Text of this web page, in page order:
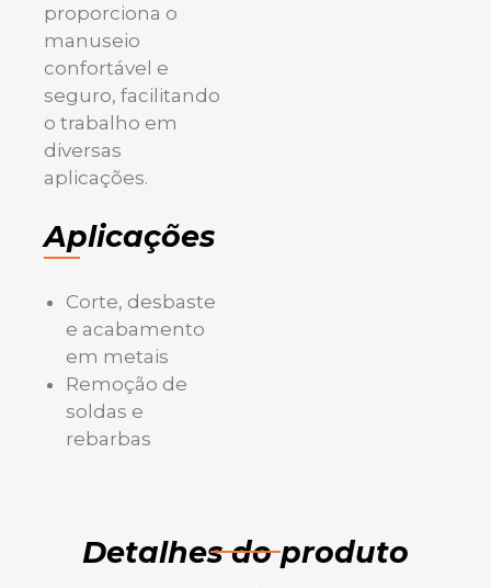
proporciona o
manuseio
confortável e
seguro, facilitando
o trabalho em
diversas
aplicações.
Aplicações
Corte, desbaste
e acabamento
em metais
Remoção de
soldas e
rebarbas
Detalhes do produto